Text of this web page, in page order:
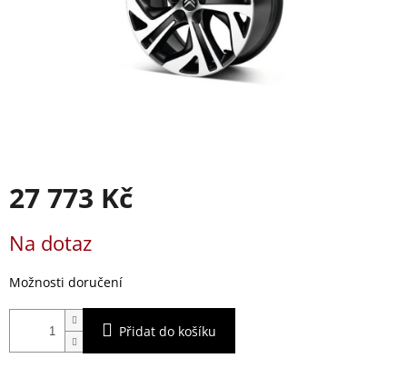
27 773 Kč
cena:
Na dotaz
Možnosti doručení
Přidat do košíku